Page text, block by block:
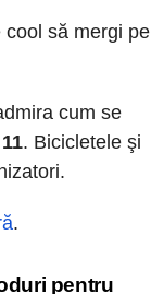
să mergi pe
cum se
. Bicicletele şi
.
pentru